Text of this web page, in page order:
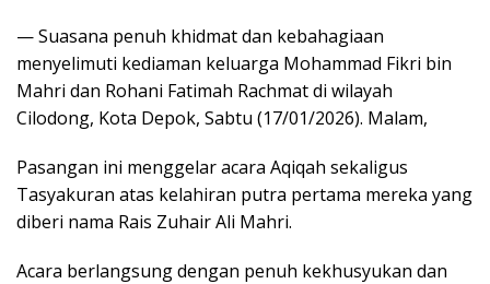
— Suasana penuh khidmat dan kebahagiaan
menyelimuti kediaman keluarga Mohammad Fikri bin
Mahri dan Rohani Fatimah Rachmat di wilayah
Cilodong, Kota Depok, Sabtu (17/01/2026). Malam,
Pasangan ini menggelar acara Aqiqah sekaligus
Tasyakuran atas kelahiran putra pertama mereka yang
diberi nama Rais Zuhair Ali Mahri.
Acara berlangsung dengan penuh kekhusyukan dan